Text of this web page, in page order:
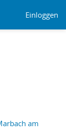
Einloggen
am